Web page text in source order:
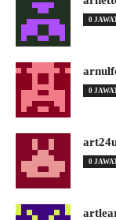
0
0
0